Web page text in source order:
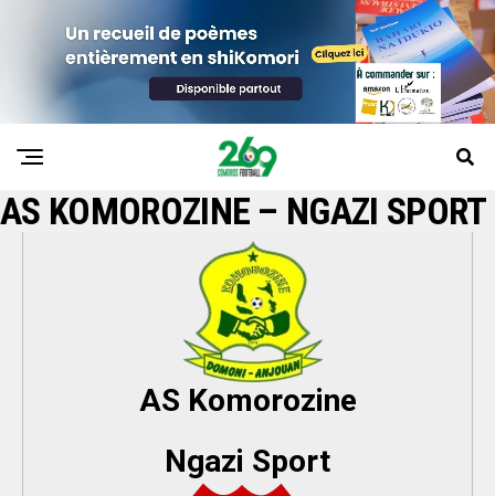
AS KOMOROZINE – NGAZI SPORT
AS Komorozine
Ngazi Sport